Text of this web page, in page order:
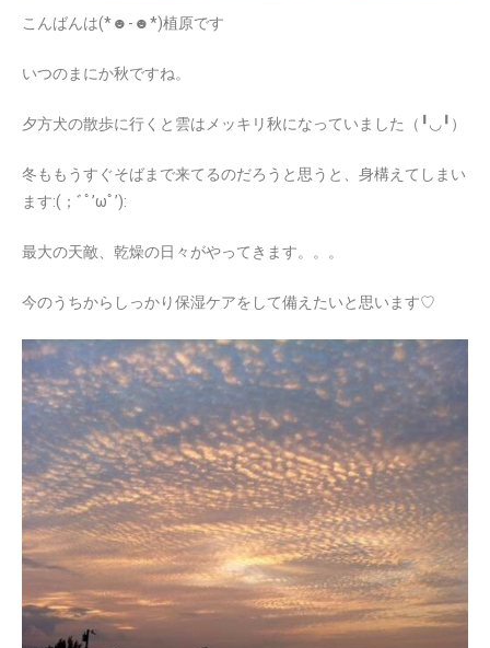
こんばんは(*☻-☻*)植原です
いつのまにか秋ですね。
夕方犬の散歩に行くと雲はメッキリ秋になっていました（╹◡╹）
冬ももうすぐそばまで来てるのだろうと思うと、身構えてしまい
ます:(；ﾞﾟ’ωﾟ’):
最大の天敵、乾燥の日々がやってきます。。。
今のうちからしっかり保湿ケアをして備えたいと思います♡